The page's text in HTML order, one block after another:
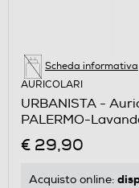
Scheda informativa
AURICOLARI
URBANISTA -
PALERMO-
€ 29,90
Acquisto online: